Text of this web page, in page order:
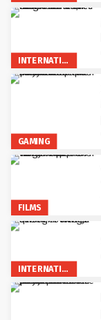
INTERNATIONAL
GAMING
FILMS
INTERNATIONAL